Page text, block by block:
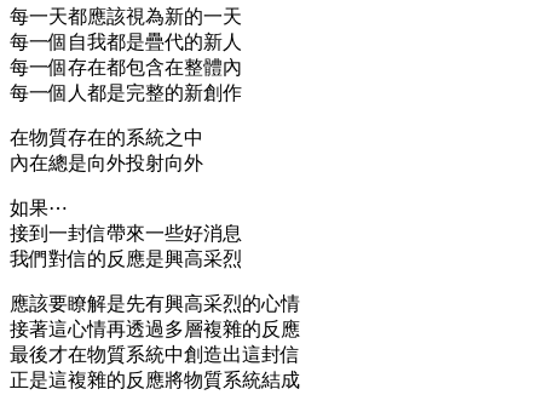
每一天都應該視為新的一天
每一個自我都是疊代的新人
每一個存在都包含在整體內
每一個人都是完整的新創作
在物質存在的系統之中
內在總是向外投射向外
如果⋯
接到一封信帶來一些好消息
我們對信的反應是興高采烈
應該要瞭解是先有興高采烈的心情
接著這心情再透過多層複雜的反應
最後才在物質系統中創造出這封信
正是這複雜的反應將物質系統結成